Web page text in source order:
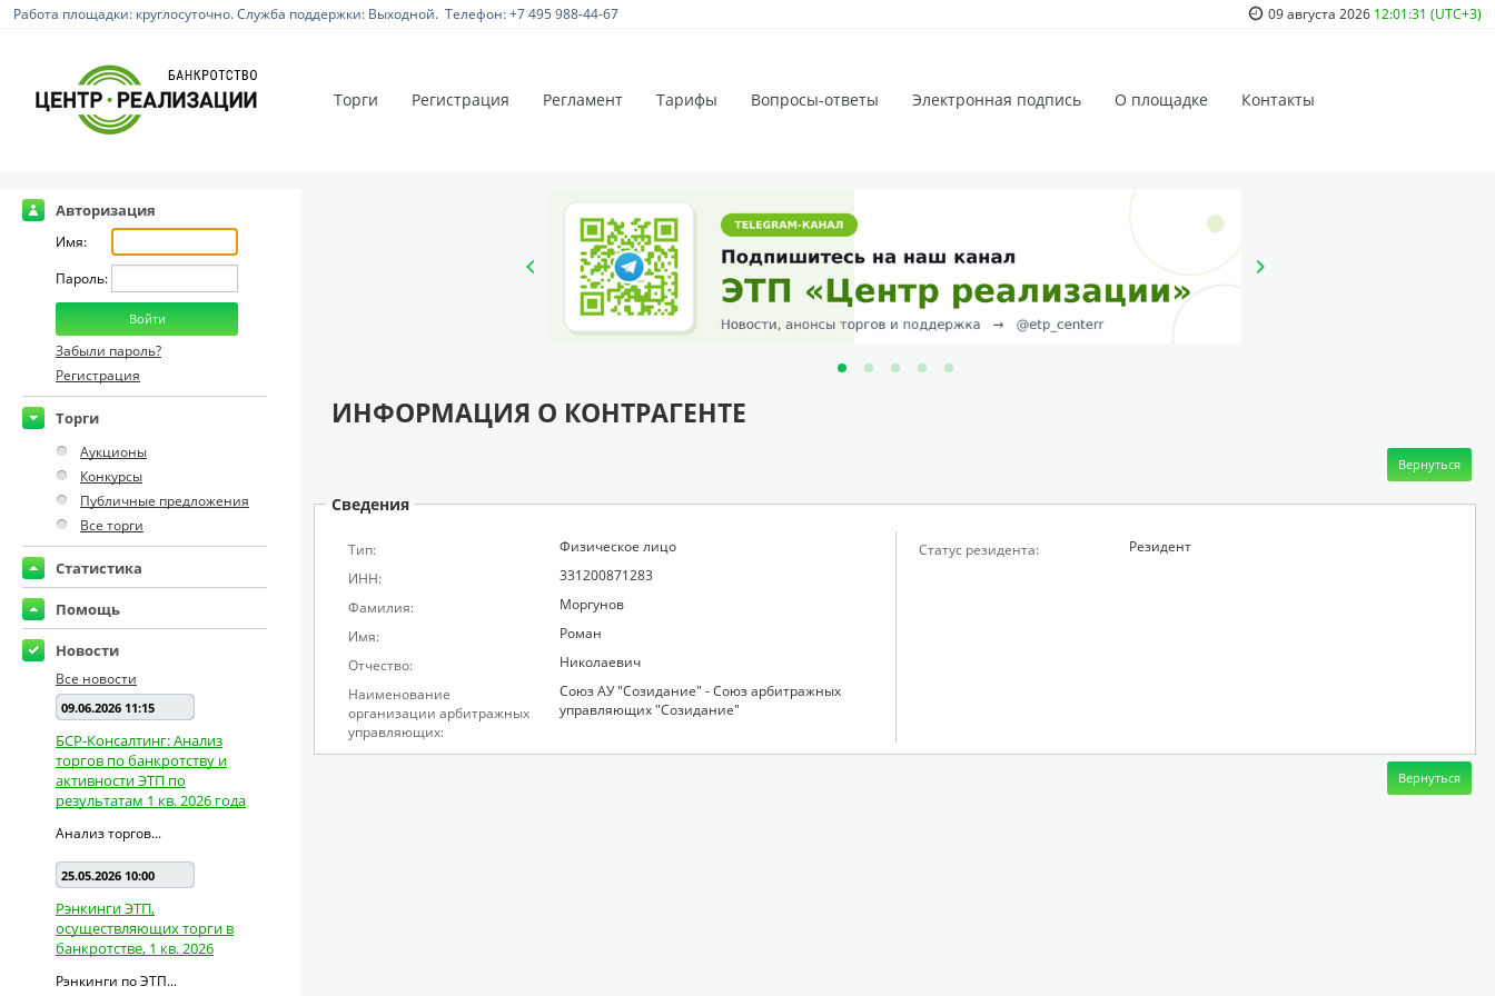
Работа площадки: круглосуточно. Служба поддержки: Выходной. Телефон: +7 495 988-44-67 09 августа 2026 12:01:31 (UTC+3)
Торги Регистрация Регламент Тарифы Вопросы-ответы Электронная подпись О площадке Контакты
Авторизация
Имя:
Пароль:
Забыли пароль?
Регистрация
Торги
Аукционы
Конкурсы
Публичные предложения
Все торги
Статистика
Помощь
Новости
Все новости
09.06.2026 11:15
БСР-Консалтинг: Анализ
торгов по банкротству и
активности ЭТП по
результатам 1 кв. 2026 года
Анализ торгов...
25.05.2026 10:00
Рэнкинги ЭТП,
осуществляющих торги в
банкротстве, 1 кв. 2026
Рэнкинги по ЭТП...
ИНФОРМАЦИЯ О КОНТРАГЕНТЕ
Сведения
Тип: Физическое лицо Статус резидента:
Резидент
ИНН:
331200871283
Фамилия:
Моргунов
Имя:
Роман
Отчество:
Николаевич
Наименование
организации арбитражных
управляющих:
Союз АУ "Созидание" - Союз арбитражных
управляющих "Созидание"